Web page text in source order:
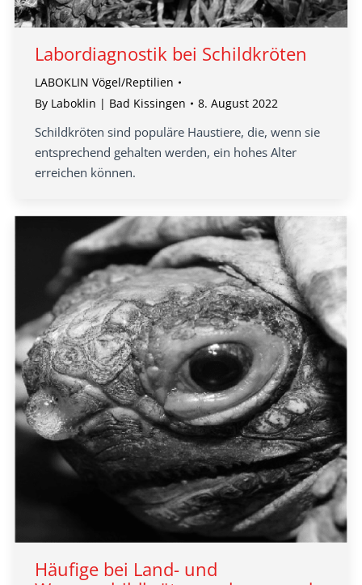
Labordiagnostik bei Schildkröten
LABOKLIN Vögel/Reptilien
By Laboklin | Bad Kissingen 8. August 2022
Schildkröten sind populäre Haustiere, die, wenn sie
entsprechend gehalten werden, ein hohes Alter
erreichen können.
Häufige bei Land- und